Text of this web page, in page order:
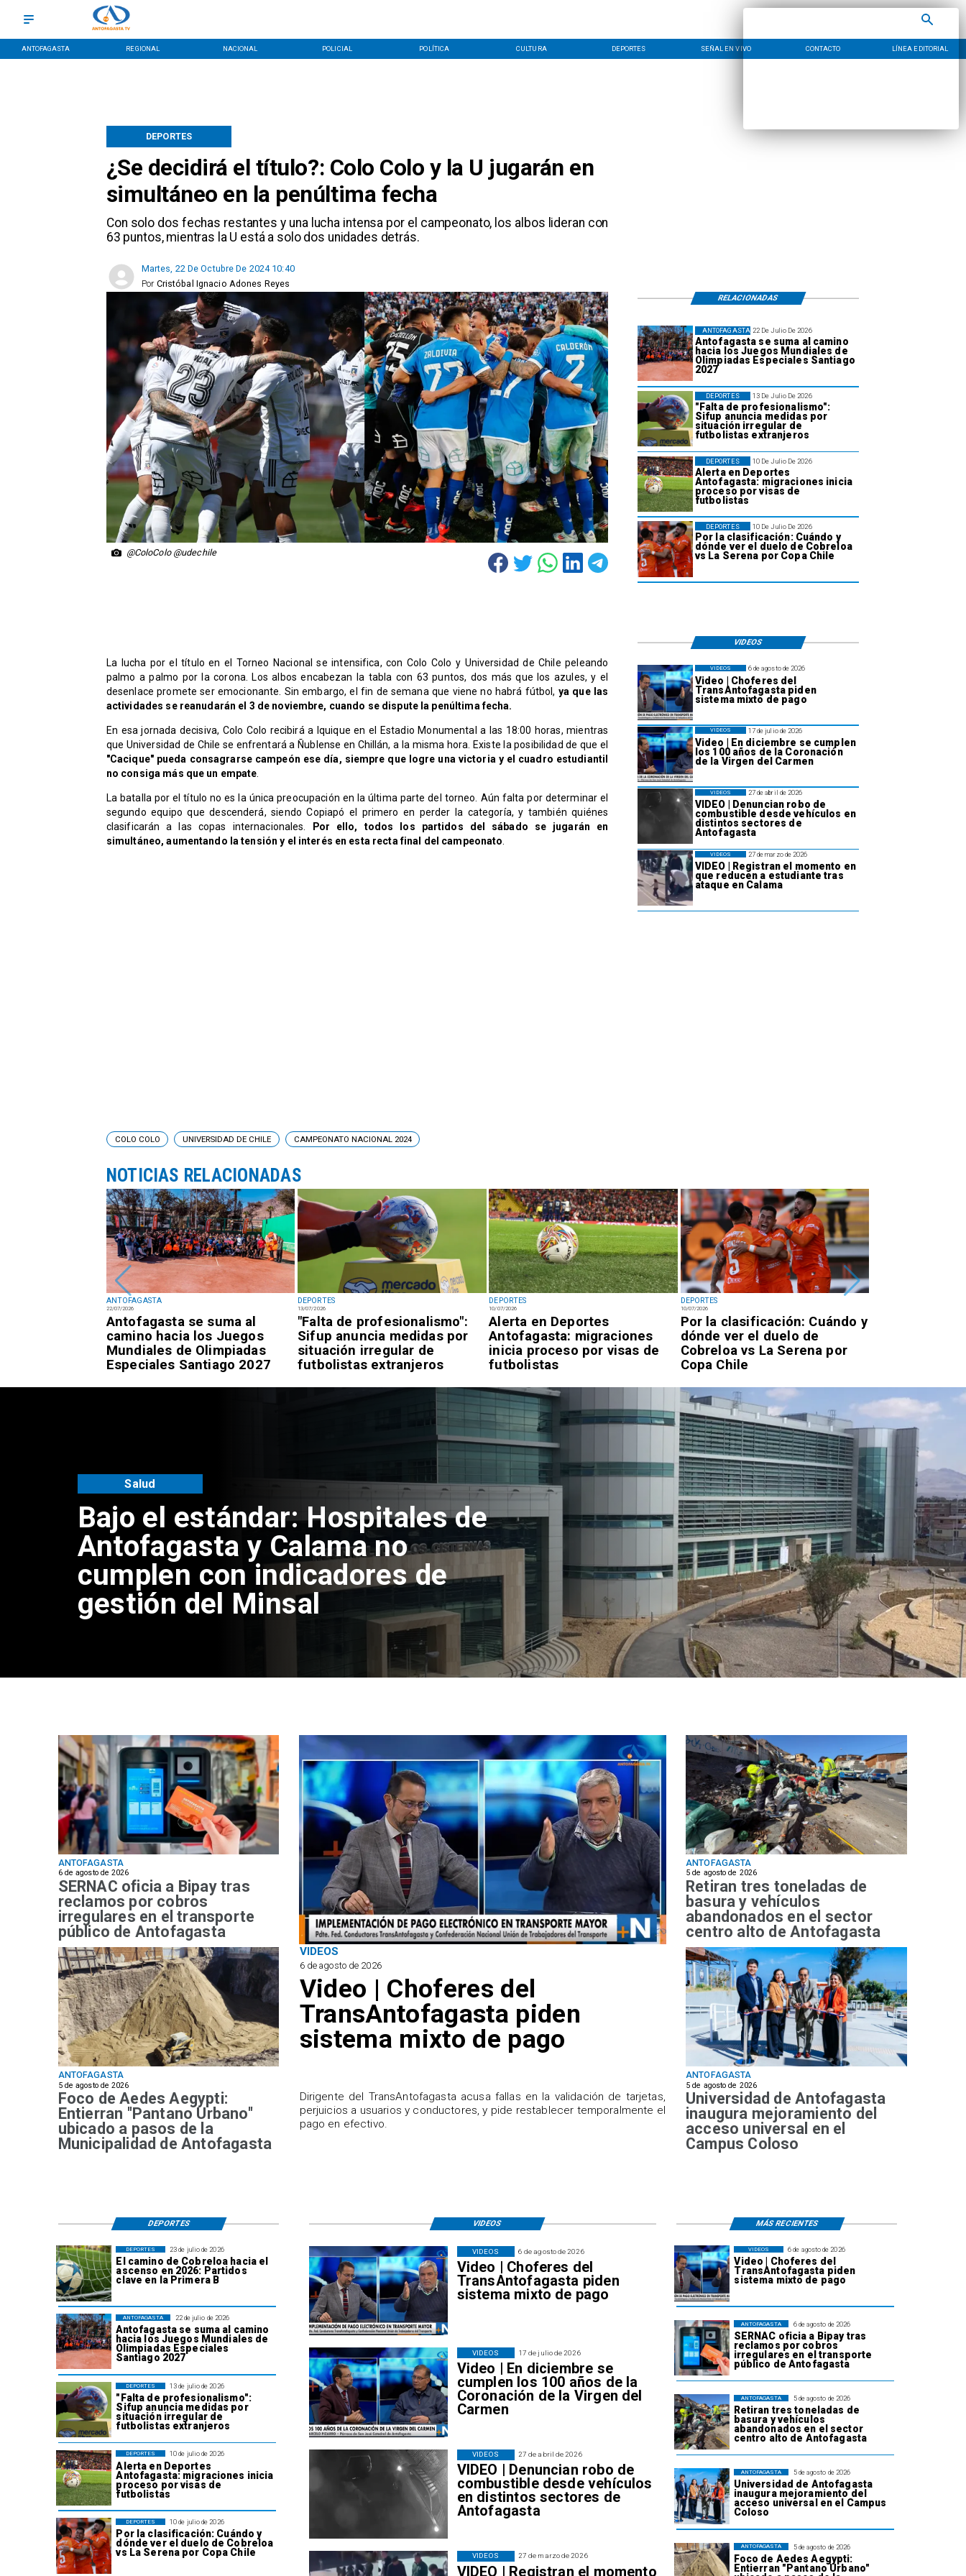
ANTOFAGASTA REGIONAL NACIONAL POLICIAL POLÍTICA CULTURA DEPORTES SEÑAL EN VIVO CONTACTO LÍNEA EDITORIAL
¿Se decidirá el título?: Colo Colo y la U jugarán en
simultáneo en la penúltima fecha
​Con solo dos fechas restantes y una lucha intensa por el campeonato, los albos lideran con
63 puntos, mientras la U está a solo dos unidades detrás.
DEPORTES
Martes, 22 De Octubre De 2024 10:40
Cristóbal Ignacio Adones Reyes
Por
@ColoColo @udechile
22 De Julio De 2026
Antofagasta se suma al camino
hacia los Juegos Mundiales de
Olimpiadas Especiales Santiago
2027
ANTOFAGASTA
13 De Julio De 2026
"Falta de profesionalismo":
Sifup anuncia medidas por
situación irregular de
futbolistas extranjeros
DEPORTES
10 De Julio De 2026
Alerta en Deportes
Antofagasta: migraciones inicia
proceso por visas de
futbolistas
DEPORTES
10 De Julio De 2026
Por la clasificación: Cuándo y
dónde ver el duelo de Cobreloa
vs La Serena por Copa Chile
DEPORTES
RELACIONADAS
La lucha por el título en el Torneo Nacional se intensifica, con Colo Colo y Universidad de Chile peleando
palmo a palmo por la corona. Los albos encabezan la tabla con 63 puntos, dos más que los azules, y el
desenlace promete ser emocionante. Sin embargo, el fin de semana que viene no habrá fútbol, ya que las
actividades se reanudarán el 3 de noviembre, cuando se dispute la penúltima fecha.
En esa jornada decisiva, Colo Colo recibirá a Iquique en el Estadio Monumental a las 18:00 horas, mientras
que Universidad de Chile se enfrentará a Ñublense en Chillán, a la misma hora. Existe la posibilidad de que el
"Cacique" pueda consagrarse campeón ese día, siempre que logre una victoria y el cuadro estudiantil
no consiga más que un empate.
La batalla por el título no es la única preocupación en la última parte del torneo. Aún falta por determinar el
segundo equipo que descenderá, siendo Copiapó el primero en perder la categoría, y también quiénes
clasificarán a las copas internacionales.
Por ello, todos los partidos del sábado se jugarán en
simultáneo, aumentando la tensión y el interés en esta recta final del campeonato.
VIDEOS
6 de agosto de 2026
Video | Choferes del
TransAntofagasta piden
sistema mixto de pago
VIDEOS
17 de julio de 2026
Video | En diciembre se cumplen
los 100 años de la Coronación
de la Virgen del Carmen
VIDEOS
27 de abril de 2026
VIDEO | Denuncian robo de
combustible desde vehículos en
distintos sectores de
Antofagasta
VIDEOS
27 de marzo de 2026
VIDEO | Registran el momento en
que reducen a estudiante tras
ataque en Calama
VIDEOS
ANTOFAGASTA
22/07/2026
Antofagasta se suma al
camino hacia los Juegos
Mundiales de Olimpiadas
Especiales Santiago 2027
DEPORTES
13/07/2026
"Falta de profesionalismo":
Sifup anuncia medidas por
situación irregular de
futbolistas extranjeros
DEPORTES
10/07/2026
Alerta en Deportes
Antofagasta: migraciones
inicia proceso por visas de
futbolistas
DEPORTES
10/07/2026
Por la clasificación: Cuándo y
dónde ver el duelo de
Cobreloa vs La Serena por
Copa Chile
COLO COLO UNIVERSIDAD DE CHILE CAMPEONATO NACIONAL 2024
NOTICIAS RELACIONADAS
Universidad de Antofagasta
inaugura mejoramiento del
acceso universal en el Campus
Coloso
Antofagasta
ANTOFAGASTA
6 de agosto de 2026
SERNAC oficia a Bipay tras
reclamos por cobros
irregulares en el transporte
público de Antofagasta
VIDEOS
6 de agosto de 2026
Video | Choferes del
TransAntofagasta piden
sistema mixto de pago
​Dirigente del TransAntofagasta acusa fallas en la validación de tarjetas,
perjuicios a usuarios y conductores, y pide restablecer temporalmente el
pago en efectivo.
ANTOFAGASTA
5 de agosto de 2026
Foco de Aedes Aegypti:
Entierran "Pantano Urbano"
ubicado a pasos de la
Municipalidad de Antofagasta
ANTOFAGASTA
5 de agosto de 2026
Retiran tres toneladas de
basura y vehículos
abandonados en el sector
centro alto de Antofagasta
ANTOFAGASTA
5 de agosto de 2026
Universidad de Antofagasta
inaugura mejoramiento del
acceso universal en el
Campus Coloso
6 de agosto de 2026
Video | Choferes del
TransAntofagasta piden
sistema mixto de pago
VIDEOS
6 de agosto de 2026
SERNAC oficia a Bipay tras
reclamos por cobros
irregulares en el transporte
público de Antofagasta
ANTOFAGASTA
5 de agosto de 2026
Retiran tres toneladas de
basura y vehículos
abandonados en el sector
centro alto de Antofagasta
ANTOFAGASTA
5 de agosto de 2026
Universidad de Antofagasta
inaugura mejoramiento del
acceso universal en el Campus
Coloso
ANTOFAGASTA
5 de agosto de 2026
Foco de Aedes Aegypti:
Entierran "Pantano Urbano"
ANTOFAGASTA
23 de julio de 2026
El camino de Cobreloa hacia el
ascenso en 2026: Partidos
clave en la Primera B
DEPORTES
22 de julio de 2026
Antofagasta se suma al camino
hacia los Juegos Mundiales de
Olimpiadas Especiales
Santiago 2027
ANTOFAGASTA
13 de julio de 2026
"Falta de profesionalismo":
Sifup anuncia medidas por
situación irregular de
futbolistas extranjeros
DEPORTES
10 de julio de 2026
Alerta en Deportes
Antofagasta: migraciones inicia
proceso por visas de
futbolistas
DEPORTES
10 de julio de 2026
Por la clasificación: Cuándo y
dónde ver el duelo de Cobreloa
vs La Serena por Copa Chile
DEPORTES
6 de agosto de 2026
Video | Choferes del
TransAntofagasta piden
sistema mixto de pago
VIDEOS
17 de julio de 2026
Video | En diciembre se
cumplen los 100 años de la
Coronación de la Virgen del
Carmen
VIDEOS
27 de abril de 2026
VIDEO | Denuncian robo de
combustible desde vehículos
en distintos sectores de
Antofagasta
VIDEOS
27 de marzo de 2026
VIDEO | Registran el momento
VIDEOS
VIDEOS
DEPORTES MÁS RECIENTES